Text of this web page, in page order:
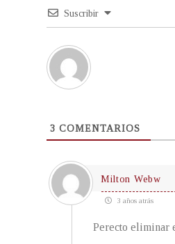
Suscribir
3 COMENTARIOS
Milton Webw
3 años atrás
Perecto eliminar